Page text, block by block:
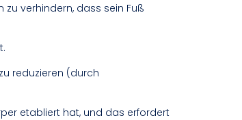
zu verhindern, dass sein Fuß
reduzieren (durch
etabliert hat, und das erfordert